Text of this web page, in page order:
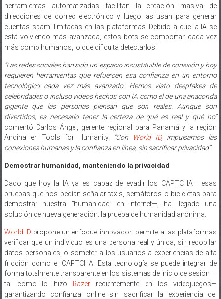
herramientas automatizadas facilitan la creación masiva de
direcciones de correo electrónico y luego las usan para generar
cuentas spam ilimitadas en las plataformas. Debido a que la IA se
está volviendo más avanzada, estos bots se comportan cada vez
más como humanos, lo que dificulta detectarlos.
“Las redes sociales han sido un espacio insustituible de conexión y hoy
requieren herramientas que refuercen esa confianza en un entorno
tecnológico cada vez más avanzado. Hemos visto deepfakes de
celebridades o incluso videos hechos con IA como el de una anaconda
gigante que las personas piensan que son reales. Aunque son
divertidos, es necesario tener la certeza de qué es real y qué no”
comentó Carlos Ángel, gerente regional para Panamá y la región
Andina en Tools for Humanity.
“Con World ID, impulsamos las
conexiones humanas y la confianza en línea, sin sacrificar privacidad”.
Demostrar humanidad, manteniendo la privacidad
Dado que hoy la IA ya es capaz de evadir los CAPTCHA —esas
pruebas que nos pedían señalar taxis, semáforos o bicicletas para
demostrar nuestra “humanidad” en internet—, ha llegado una
solución de nueva generación: la prueba de humanidad anónima.
World ID propone un enfoque innovador: permite a las plataformas
verificar que un individuo es una persona real y única, sin recopilar
datos personales, o someter a los usuarios a experiencias de alta
fricción como el CAPTCHA. Esta tecnología se puede integrar de
forma totalmente transparente en los sistemas de inicio de sesión —
tal como lo hizo Razer recientemente en los videojuegos—
garantizando confianza online sin sacrificar la experiencia del